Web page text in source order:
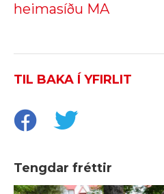
heimasíðu MA
TIL BAKA Í YFIRLIT
Tengdar fréttir